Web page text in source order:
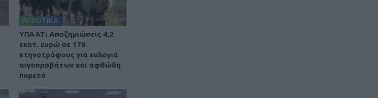
ΑΓΡΟΤΙΚΑ
ΥΠΑΑΤ: Αποζημιώσεις 4,2
εκατ. ευρώ σε 176
κτηνοτρόφους για ευλογιά
αιγοπροβάτων και αφθώδη
πυρετό